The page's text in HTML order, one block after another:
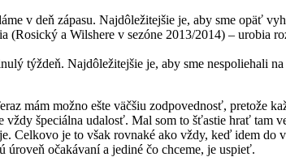
v deň zápasu. Najdôležitejšie je, aby sme opäť
(Rosický a Wilshere v sezóne 2013/2014) –
týždeň. Najdôležitejšie je, aby sme nespoliehali
mám možno ešte väčšiu zodpovednosť, pretože
špeciálna udalosť. Mal som to šťastie hrať tam
Celkovo je to však rovnaké ako vždy, keď idem do
očakávaní a jediné čo chceme, je uspieť.